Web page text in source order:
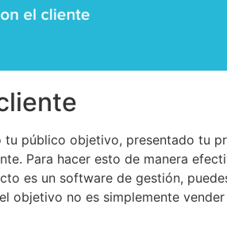
público objetivo, presentado tu
Para hacer esto de manera
es un software de gestión,
objetivo no es simplemente